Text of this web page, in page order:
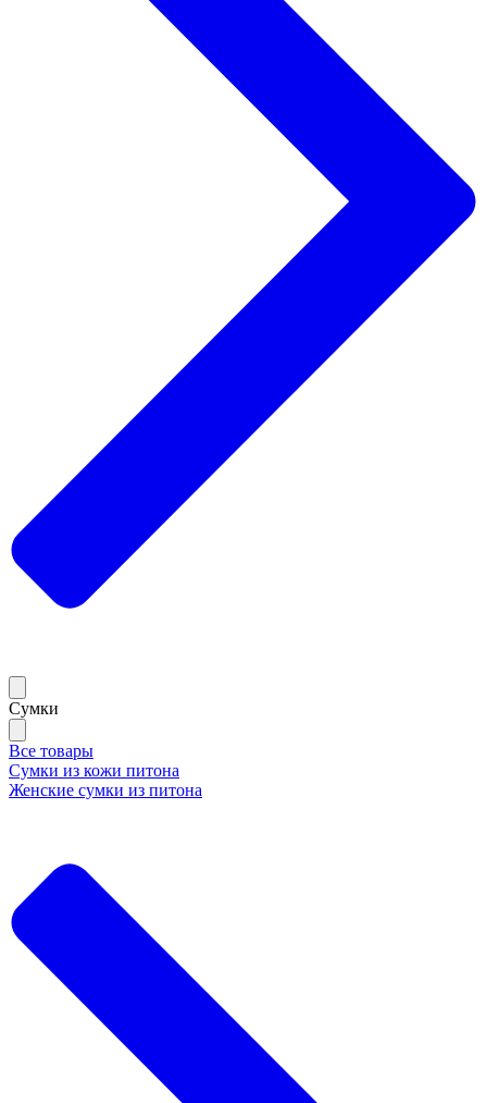
Сумки
Все товары
Сумки из кожи питона
Женские сумки из питона